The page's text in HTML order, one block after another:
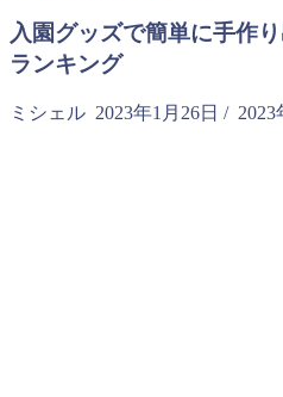
入園グッズで簡単に手作
ランキング
ミシェル 2023年1月26日 / 2023